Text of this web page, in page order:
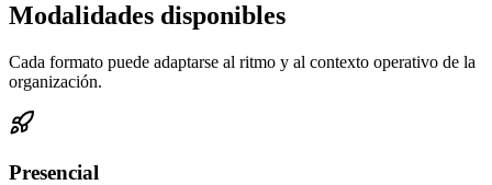
Modalidades disponibles
Cada formato puede adaptarse al ritmo y al contexto operativo de la
organización.
Presencial